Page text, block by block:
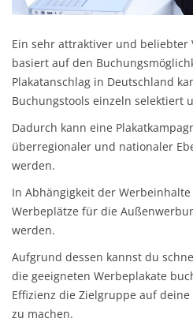
Ein sehr attraktiver und beliebter
basiert auf den
Plakatanschlag in Deutschland
Buchungstools einzeln selektiert
Dadurch kann eine
überregionaler und nationaler
werden.
In Abhängigkeit der
Werbeplätze für die
werden.
Aufgrund dessen kannst du
die geeigneten Werbeplakate
Effizienz die Zielgruppe auf
zu machen.